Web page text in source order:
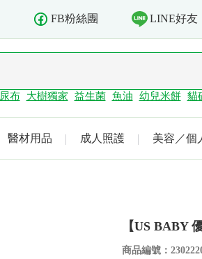
FB粉絲團 LINE好友
尿布 大樹獨家 益生菌 魚油 幼兒米餅 貓
醫材用品 成人照護 美容／個
【US BABY
商品編號：